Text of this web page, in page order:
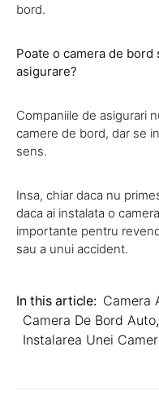
bord.
Poate o camera de
asigurare?
Companiile de asigurari
camere de bord, dar se
sens.
Insa, chiar daca nu
daca ai instalata o
importante pentru
sau a unui accident.
In this article: Camera
Camera De Bord Auto,
Instalarea Unei